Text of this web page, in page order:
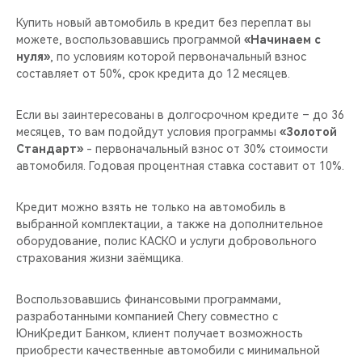
НОВИНКИ
CHERY REMOTE
CHERY И СПОРТ
НАШИ МЕРОПРИЯТИЯ
CHERY ДЛЯ ДЕТЕЙ
Купить новый автомобиль в кредит без переплат вы
можете, воспользовавшись программой «Начинаем с
нуля» , по условиям которой первоначальный взнос
составляет от 50%, срок кредита до 12 месяцев.
Если вы заинтересованы в долгосрочном кредите – до 36
месяцев, то вам подойдут условия программы «Золотой
Стандарт» - первоначальный взнос от 30% стоимости
автомобиля. Годовая процентная ставка составит от 10%.
Кредит можно взять не только на автомобиль в
выбранной комплектации, а также на дополнительное
оборудование, полис КАСКО и услуги добровольного
страхования жизни заёмщика.
Воспользовавшись финансовыми программами,
разработанными компанией Chery совместно с
ЮниКредит Банком, клиент получает возможность
приобрести качественные автомобили с минимальной